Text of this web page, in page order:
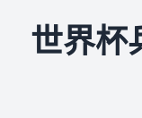
世界杯